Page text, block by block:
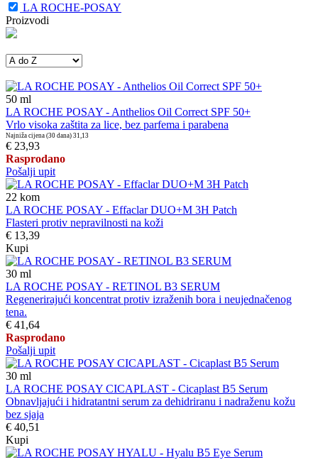
LA ROCHE-POSAY
Proizvodi
50 ml
LA ROCHE POSAY - Anthelios Oil Correct SPF 50+
Vrlo visoka zaštita za lice, bez parfema i parabena
Najniža cijena (30 dana) 31,13
€ 23,93
Rasprodano
Pošalji upit
22 kom
LA ROCHE POSAY - Effaclar DUO+M 3H Patch
Flasteri protiv nepravilnosti na koži
€ 13,39
Kupi
30 ml
LA ROCHE POSAY - RETINOL B3 SERUM
Regenerirajući koncentrat protiv izraženih bora i neujednačenog
tena.
€ 41,64
Rasprodano
Pošalji upit
30 ml
LA ROCHE POSAY CICAPLAST - Cicaplast B5 Serum
Obnavljajući i hidratantni serum za dehidriranu i nadraženu kožu
bez sjaja
€ 40,51
Kupi